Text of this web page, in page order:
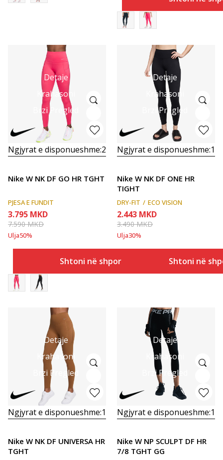
Detaje
Krahasoni
Brzi Pregled
Ngjyrat e disponueshme:2
Nike W NK DF GO HR TGHT
PJESA E FUNDIT
3.795 MKD
7.590MKD
Ulja50%
Shtoni në shportë
Detaje
Krahasoni
Brzi Pregled
Ngjyrat e disponueshme:1
Nike W NK DF ONE HR
TIGHT
DRY-FIT ECO VISION
2.443 MKD
3.490MKD
Ulja30%
Shtoni në
Detaje
Krahasoni
Brzi Pregled
Ngjyrat e disponueshme:1
Nike W NK DF UNIVERSA HR
TGHT
Detaje
Krahasoni
Brzi Pregled
Ngjyrat e disponueshme:1
Nike W NP SCULPT DF HR
7/8 TGHT GG